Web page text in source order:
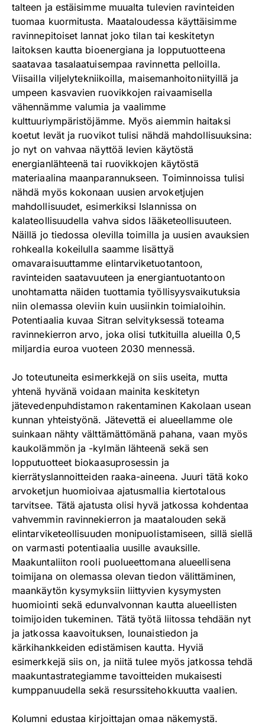
talteen ja estäisimme muualta tulevien ravinteiden
tuomaa kuormitusta. Maataloudessa käyttäisimme
ravinnepitoiset lannat joko tilan tai keskitetyn
laitoksen kautta bioenergiana ja lopputuotteena
saatavaa tasalaatuisempaa ravinnetta pelloilla.
Viisailla viljelytekniikoilla, maisemanhoitoniityillä ja
umpeen kasvavien ruovikkojen raivaamisella
vähennämme valumia ja vaalimme
kulttuuriympäristöjämme. Myös aiemmin haitaksi
koetut levät ja ruovikot tulisi nähdä mahdollisuuksina:
jo nyt on vahvaa näyttöä levien käytöstä
energianlähteenä tai ruovikkojen käytöstä
materiaalina maanparannukseen. Toiminnoissa tulisi
nähdä myös kokonaan uusien arvoketjujen
mahdollisuudet, esimerkiksi Islannissa on
kalateollisuudella vahva sidos lääketeollisuuteen.
Näillä jo tiedossa olevilla toimilla ja uusien avauksien
rohkealla kokeilulla saamme lisättyä
omavaraisuuttamme elintarviketuotantoon,
ravinteiden saatavuuteen ja energiantuotantoon
unohtamatta näiden tuottamia työllisyysvaikutuksia
niin olemassa oleviin kuin uusiinkin toimialoihin.
Potentiaalia kuvaa Sitran selvityksessä toteama
ravinnekierron arvo, joka olisi tutkituilla alueilla 0,5
miljardia euroa vuoteen 2030 mennessä.
Jo toteutuneita esimerkkejä on siis useita, mutta
yhtenä hyvänä voidaan mainita keskitetyn
jätevedenpuhdistamon rakentaminen Kakolaan usean
kunnan yhteistyönä. Jätevettä ei alueellamme ole
suinkaan nähty välttämättömänä pahana, vaan myös
kaukolämmön ja -kylmän lähteenä sekä sen
lopputuotteet biokaasuprosessin ja
kierrätyslannoitteiden raaka-aineena. Juuri tätä koko
arvoketjun huomioivaa ajatusmallia kiertotalous
tarvitsee. Tätä ajatusta olisi hyvä jatkossa kohdentaa
vahvemmin ravinnekierron ja maatalouden sekä
elintarviketeollisuuden monipuolistamiseen, sillä siellä
on varmasti potentiaalia uusille avauksille.
Maakuntaliiton rooli puolueettomana alueellisena
toimijana on olemassa olevan tiedon välittäminen,
maankäytön kysymyksiin liittyvien kysymysten
huomiointi sekä edunvalvonnan kautta alueellisten
toimijoiden tukeminen. Tätä työtä liitossa tehdään nyt
ja jatkossa kaavoituksen, lounaistiedon ja
kärkihankkeiden edistämisen kautta. Hyviä
esimerkkejä siis on, ja niitä tulee myös jatkossa tehdä
maakuntastrategiamme tavoitteiden mukaisesti
kumppanuudella sekä resurssitehokkuutta vaalien.
Kolumni edustaa kirjoittajan omaa näkemystä.